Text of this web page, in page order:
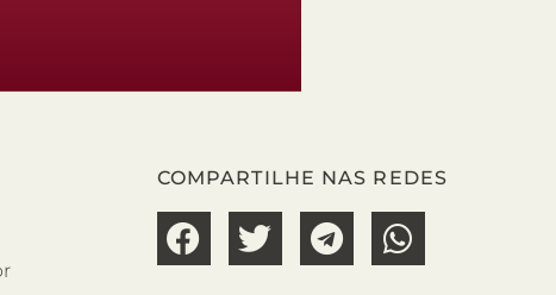
COMPARTILHE NAS REDES